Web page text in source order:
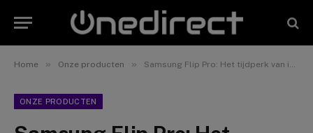
Home » Onze producten » Samsung Flip Pro: Het tijdperk van interactieve schermen voor het onderwijs
ONZE PRODUCTEN